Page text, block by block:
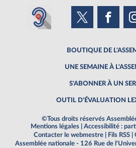
BOUTIQUE DE
UNE SEMAINE À
S'ABONNER À UN
OUTIL D'ÉVALUATION
©Tous droits réservés
Mentions légales
Accessibilité :
Contacter le webmestre
Fils RSS
Assemblée nationale - 126 Rue de